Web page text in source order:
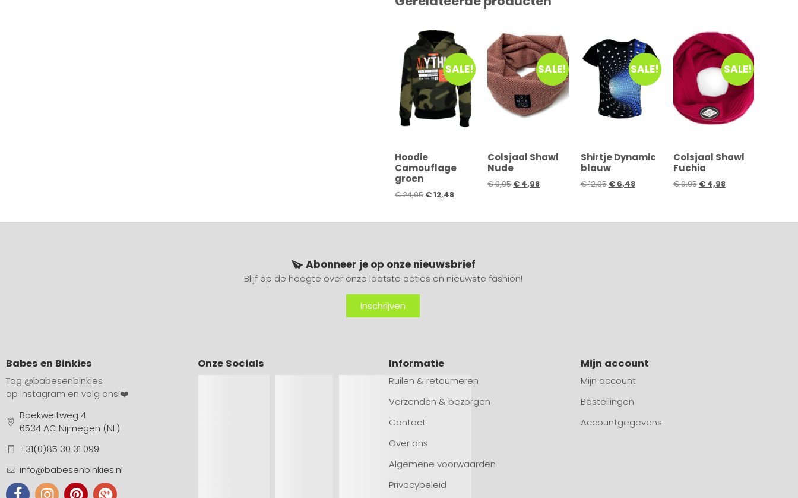
SALE!
Hoodie
Camouflage
groen
€24,95 €12,48
SALE!
Colsjaal Shawl
Nude
€9,95 € 4,98
SALE!
Shirtje Dynamic
blauw
€12,95 €6,48
SALE!
Colsjaal Shawl
Fuchia
€9,95 €4,98
Abonneer je op onze nieuwsbrief
Blijf op de hoogte over onze laatste acties en nieuwste fashion!
Inschrijven
Babes en Binkies
Tag @babesenbinkies
op Instagram en volg ons!❤️
Boekweitweg 4
6534 AC Nijmegen (NL)
+31(0)85 30 31 099
info@babesenbinkies.nl
Onze Socials Informatie
Ruilen & retourneren
Verzenden & bezorgen
Contact
Over ons
Algemene voorwaarden
Privacybeleid
Mijn account
Mijn account
Bestellingen
Accountgegevens